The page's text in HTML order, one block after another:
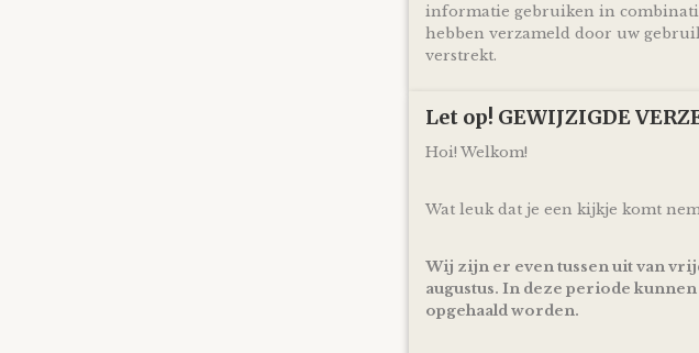
Met deze Luiertaart
mooi en vooral
Door de mooie
en blauw
Blauw ideaal
Een ideaal cadeau
verrassing is en
feestje!
De luiertaart
netjes als cadeau
hem direct cadeau
informatie gebruiken in
hebben verzameld door uw
verstrekt.
Let op! GEWIJZIGDE
Hoi! Welkom!
Wat leuk dat je een kijkje komt
Wij zijn er even tussen uit van
augustus. In deze periode
opgehaald worden.